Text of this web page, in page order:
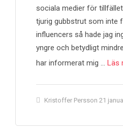
sociala medier för
tjurig gubbstrut som inte
influencers så hade jag
yngre och betydligt
har informerat mig … Läs
Kristoffer Persson 21